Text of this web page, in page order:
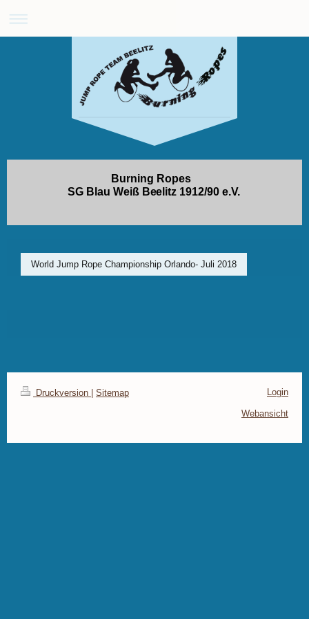
Burning Ropes
SG Blau Weiß Beelitz 1912/90 e.V.
World Jump Rope Championship Orlando- Juli 2018
Druckversion Sitemap Login
Webansicht